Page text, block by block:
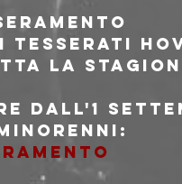
la stagione
dall'1